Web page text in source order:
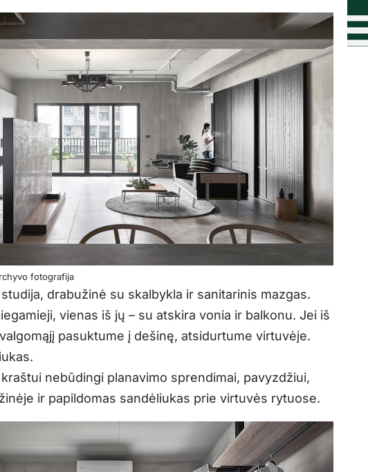
fotografija
drabužinė su skalbykla ir sanitarinis mazgas.
vienas iš jų – su atskira vonia ir balkonu. Jei iš
pasuktume į dešinę, atsidurtume virtuvėje.
nebūdingi planavimo sprendimai, pavyzdžiui,
ir papildomas sandėliukas prie virtuvės rytuose.